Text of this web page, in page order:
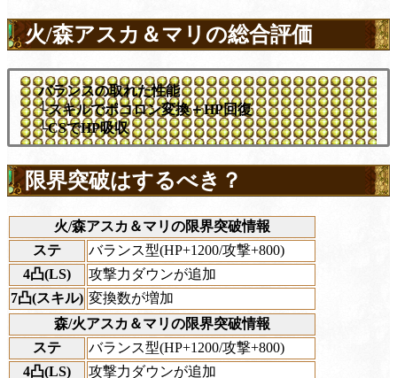
火/森アスカ＆マリの総合評価
バランスの取れた性能
└スキルでポコロン変換＋HP回復
└CSでHP吸収
限界突破はするべき？
火/森アスカ＆マリの限界突破情報
ステ
バランス型(HP+1200/攻撃+800)
4凸(LS)
攻撃力ダウンが追加
7凸(スキル) 変換数が増加
森/火アスカ＆マリの限界突破情報
ステ
バランス型(HP+1200/攻撃+800)
4凸(LS)
攻撃力ダウンが追加